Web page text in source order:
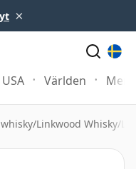
×
USA Världen Mer
/Linkwood Whisky/